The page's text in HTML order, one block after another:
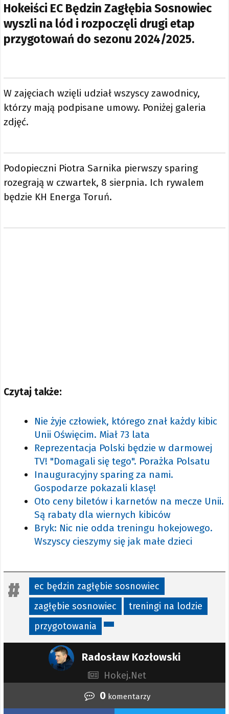
Hokeiści EC Będzin Zagłębia Sosnowiec
wyszli na lód i rozpoczęli drugi etap
przygotowań do sezonu 2024/2025.
W zajęciach wzięli udział wszyscy zawodnicy,
którzy mają podpisane umowy. Poniżej galeria
zdjęć.
Podopieczni Piotra Sarnika pierwszy sparing
rozegrają w czwartek, 8 sierpnia. Ich rywalem
będzie KH Energa Toruń.
Czytaj także:
Nie żyje człowiek, którego znał każdy kibic
Unii Oświęcim. Miał 73 lata
Reprezentacja Polski będzie w darmowej
TV! "Domagali się tego". Porażka Polsatu
Inauguracyjny sparing za nami.
Gospodarze pokazali klasę!
Oto ceny biletów i karnetów na mecze Unii.
Są rabaty dla wiernych kibiców
Bryk: Nic nie odda treningu hokejowego.
Wszyscy cieszymy się jak małe dzieci
ec będzin zagłębie sosnowiec
zagłębie sosnowiec
treningi na lodzie
przygotowania
Radosław Kozłowski
Hokej.Net
0komentarzy